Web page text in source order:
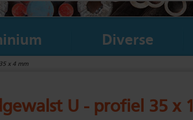
Diverse
x 4 mm
U - profiel 35 x